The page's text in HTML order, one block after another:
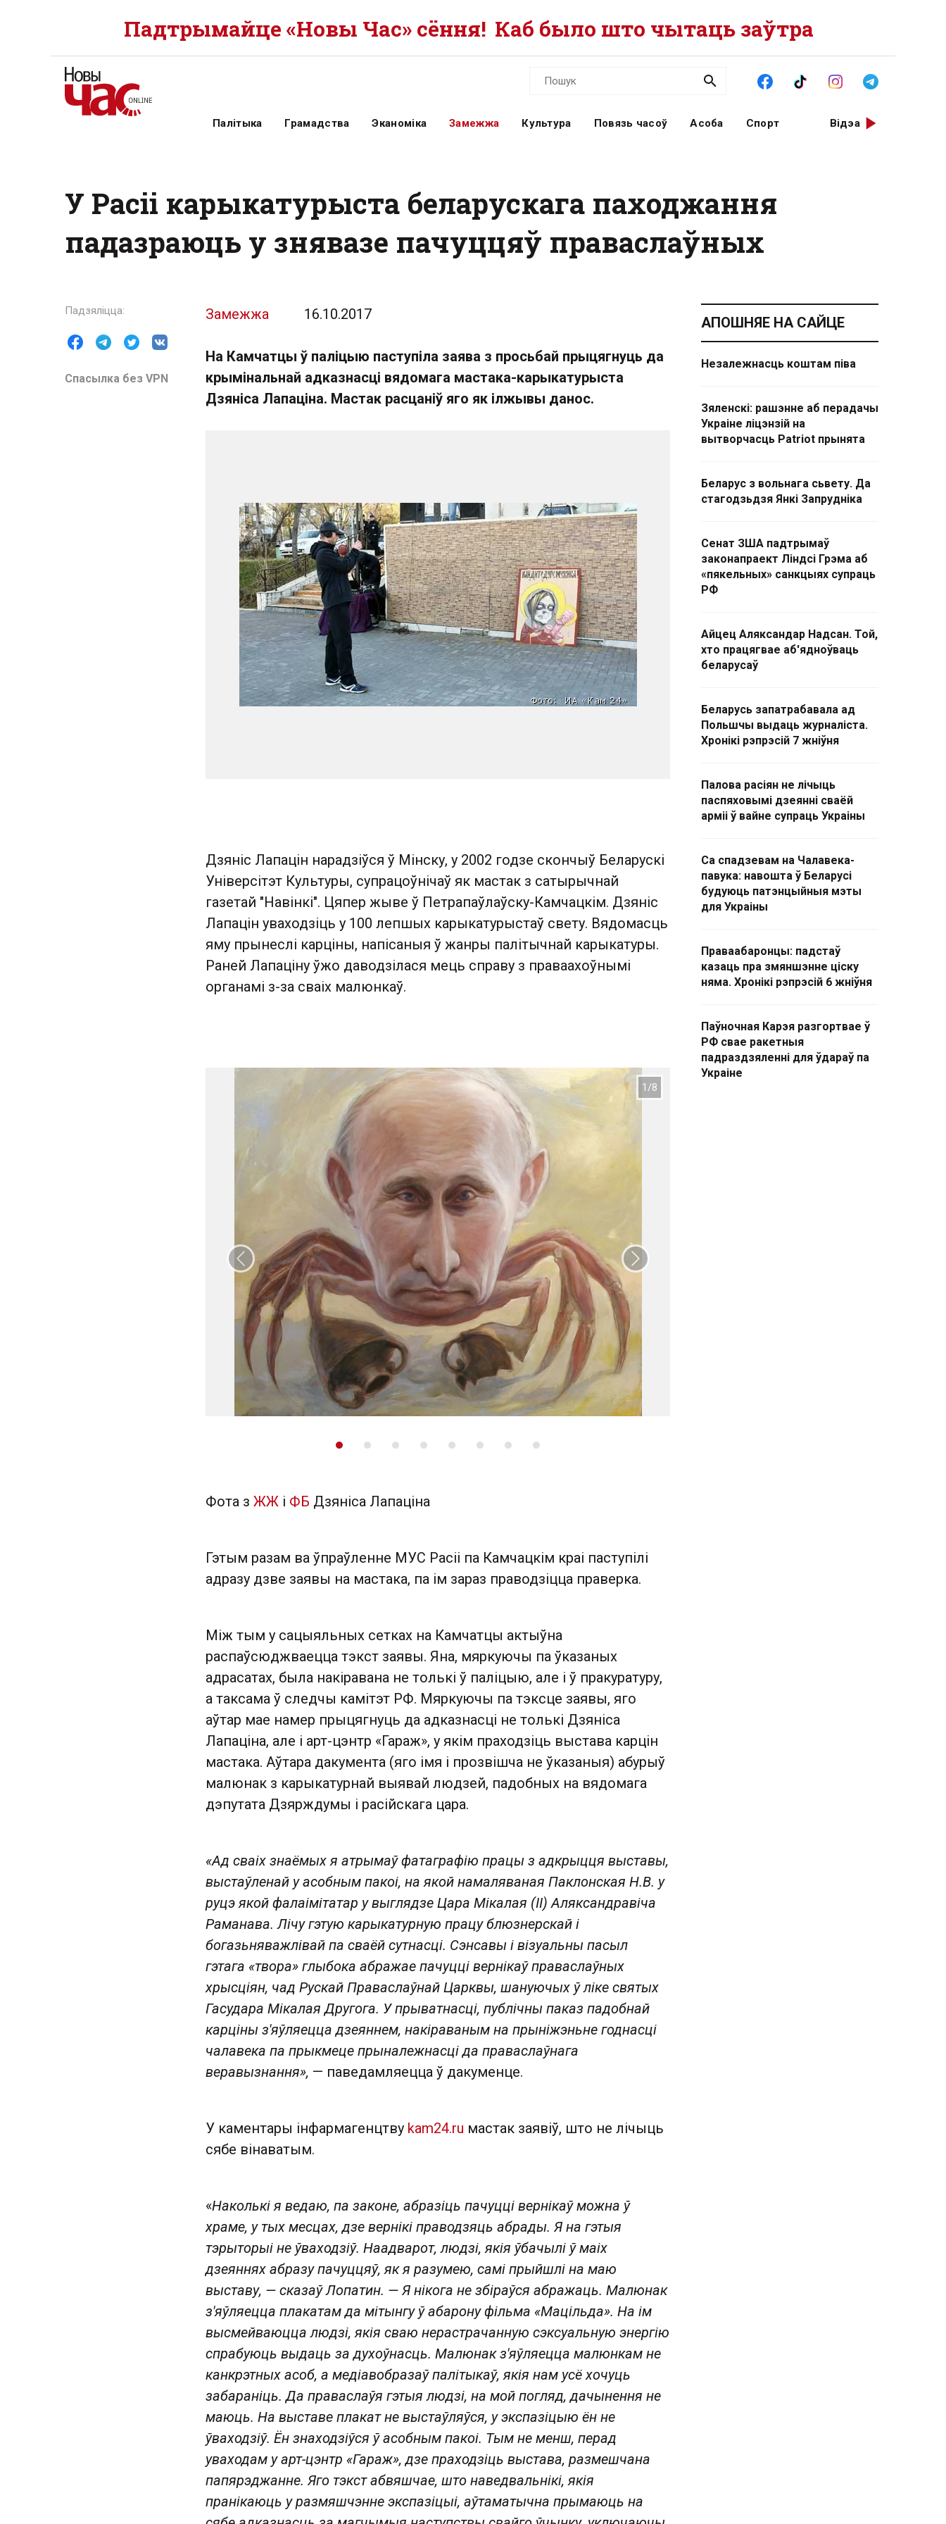
Падтрымайце «Новы Час» сёння! Каб было што чытаць заўтра
Палітыка Грамадства Эканоміка Замежжа Культура Повязь часоў Асоба Спорт Відэа
У Расіі карыкатурыста беларускага паходжання
падазраюць у знявазе пачуццяў праваслаўных
Спасылка без VPN
Замежжа 16.10.2017
На Камчатцы ў паліцыю паступіла заява з просьбай прыцягнуць да
крымінальнай адказнасці вядомага мастака-карыкатурыста
Дзяніса Лапаціна. Мастак расцаніў яго як ілжывы данос.
Дзяніс Лапацін нарадзіўся ў Мінску, у 2002 годзе скончыў Беларускі
Універсітэт Культуры, супрацоўнічаў як мастак з сатырычнай
газетай "Навінкі". Цяпер жыве ў Петрапаўлаўску-Камчацкім. Дзяніс
Лапацін уваходзіць у 100 лепшых карыкатурыстаў свету. Вядомасць
яму прынеслі карціны, напісаныя ў жанры палітычнай карыкатуры.
Раней Лапаціну ўжо даводзілася мець справу з праваахоўнымі
органамі з-за сваіх малюнкаў.
Папярэдні слайд Наступны слайд
Фота з ЖЖ і ФБ Дзяніса Лапаціна
Гэтым разам ва ўпраўленне МУС Расіі па Камчацкім краі паступілі
адразу дзве заявы на мастака, па ім зараз праводзіцца праверка.
Між тым у сацыяльных сетках на Камчатцы актыўна
распаўсюджваецца тэкст заявы. Яна, мяркуючы па ўказаных
адрасатах, была накіравана не толькі ў паліцыю, але і ў пракуратуру,
а таксама ў следчы камітэт РФ. Мяркуючы па тэксце заявы, яго
аўтар мае намер прыцягнуць да адказнасці не толькі Дзяніса
Лапаціна, але і арт-цэнтр «Гараж», у якім праходзіць выстава карцін
мастака. Аўтара дакумента (яго імя і прозвішча не ўказаныя) абурыў
малюнак з карыкатурнай выявай людзей, падобных на вядомага
дэпутата Дзярждумы і расійскага цара.
«Ад сваіх знаёмых я атрымаў фатаграфію працы з адкрыцця выставы,
выстаўленай у асобным пакоі, на якой намаляваная Паклонская Н.В. у
руцэ якой фалаімітатар у выглядзе Цара Мікалая (II) Аляксандравіча
Раманава. Лічу гэтую карыкатурную працу блюзнерскай і
богазьняважлівай па сваёй сутнасці. Сэнсавы і візуальны пасыл
гэтага «твора» глыбока абражае пачуцці вернікаў праваслаўных
хрысціян, чад Рускай Праваслаўнай Царквы, шануючых ў ліке святых
Гасудара Мікалая Другога. У прыватнасці, публічны паказ падобнай
карціны з'яўляецца дзеяннем, накіраваным на прыніжэньне годнасці
чалавека па прыкмеце прыналежнасці да праваслаўнага
веравызнання», — паведамляецца ў дакуменце.
У каментары інфармагенцтву kam24.ru мастак заявіў, што не лічыць
сябе вінаватым.
«Наколькі я ведаю, па законе, абразіць пачуцці вернікаў можна ў
храме, у тых месцах, дзе вернікі праводзяць абрады. Я на гэтыя
тэрыторыі не ўваходзіў. Наадварот, людзі, якія ўбачылі ў маіх
дзеяннях абразу пачуццяў, як я разумею, самі прыйшлі на маю
выставу, — сказаў Лопатин. — Я нікога не збіраўся абражаць. Малюнак
з'яўляецца плакатам да мітынгу ў абарону фільма «Мацільда». На ім
высмейваюцца людзі, якія сваю нерастрачанную сэксуальную энергію
спрабуюць выдаць за духоўнасць. Малюнак з'яўляецца малюнкам не
канкрэтных асоб, а медіавобразаў палітыкаў, якія нам усё хочуць
забараніць. Да праваслаўя гэтыя людзі, на мой погляд, дачынення не
маюць. На выставе плакат не выстаўляўся, у экспазіцыю ён не
ўваходзіў. Ён знаходзіўся ў асобным пакоі. Тым не менш, перад
уваходам у арт-цэнтр «Гараж», дзе праходзіць выстава, размешчана
папярэджанне. Яго тэкст абвяшчае, што наведвальнікі, якія
пранікаюць у размяшчэнне экспазіцыі, аўтаматычна прымаюць на
АПОШНЯЕ НА САЙЦЕ
Незалежнасць коштам піва
Зяленскі: рашэнне аб перадачы
Украіне ліцэнзій на
вытворчасць Patriot прынята
Беларус з вольнага сьвету. Да
стагодзьдзя Янкі Запрудніка
Сенат ЗША падтрымаў
законапраект Ліндсі Грэма аб
«пякельных» санкцыях супраць
РФ
Айцец Аляксандар Надсан. Той,
хто працягвае аб'ядноўваць
беларусаў
Беларусь запатрабавала ад
Польшчы выдаць журналіста.
Хронікі рэпрэсій 7 жніўня
Палова расіян не лічыць
паспяховымі дзеянні сваёй
арміі ў вайне супраць Украіны
Са спадзевам на Чалавека-
павука: навошта ў Беларусі
будуюць патэнцыйныя мэты
для Украіны
Праваабаронцы: падстаў
казаць пра змяншэнне ціску
няма. Хронікі рэпрэсій 6 жніўня
Паўночная Карэя разгортвае ў
РФ свае ракетныя
падраздзяленні для ўдараў па
Украіне